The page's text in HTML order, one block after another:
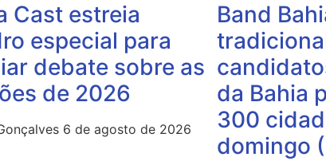
Cast estreia
especial para
debate sobre as
de 2026
6 de agosto de 2026
Band
da Bahia
300
domingo